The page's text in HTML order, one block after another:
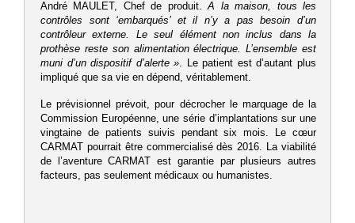
André MAULET, Chef de produit.A la maison, tous les
contrôles sont ‘embarqués’ et il n’y a pas besoin d’un
contrôleur externe. Le seul élément non inclus dans la
prothèse reste son alimentation électrique. L’ensemble est
muni d’un dispositif d’alerte ». Le patient est d’autant plus
impliqué que sa vie en dépend, véritablement.
Le prévisionnel prévoit, pour décrocher le marquage de la
Commission Européenne, une série d’implantations sur une
vingtaine de patients suivis pendant six mois. Le cœur
CARMAT pourrait être commercialisé dès 2016. La viabilité
de l’aventure CARMAT est garantie par plusieurs autres
facteurs, pas seulement médicaux ou humanistes.